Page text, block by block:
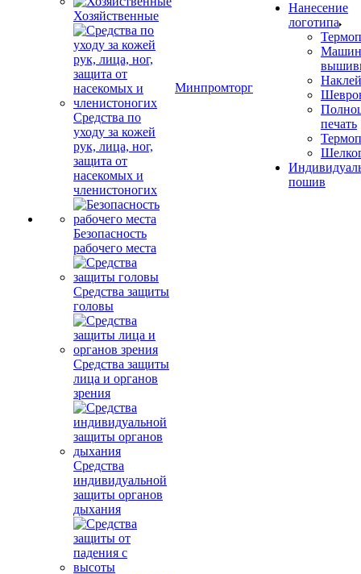
Хозяйственные
Средства по
уходу за кожей
рук, лица, ног,
защита от
насекомых и
членистоногих
Безопасность
рабочего места
Средства защиты
головы
Средства защиты
лица и органов
зрения
Средства
индивидуальной
защиты органов
дыхания
Минпромторг
Нанесение
логотипа
печать
пошив